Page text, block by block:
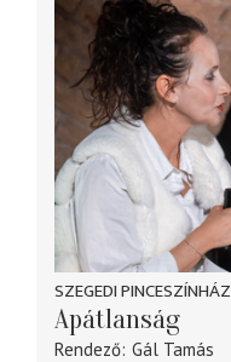
SZEGEDI PINCESZÍNHÁZ
Apátlanság
Rendező Gál Tamás